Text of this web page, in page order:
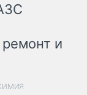
ремонт и